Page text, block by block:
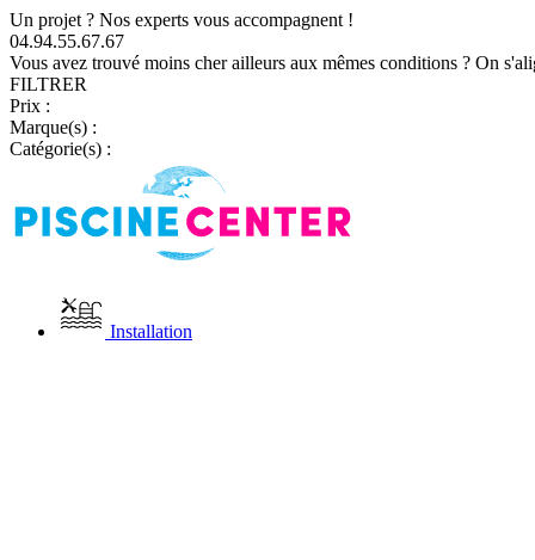
Un projet ? Nos experts vous accompagnent !
04.94.55.67.67
Vous avez trouvé moins cher ailleurs aux mêmes conditions ? On
FILTRER
Prix :
Marque(s) :
Catégorie(s) :
Installation